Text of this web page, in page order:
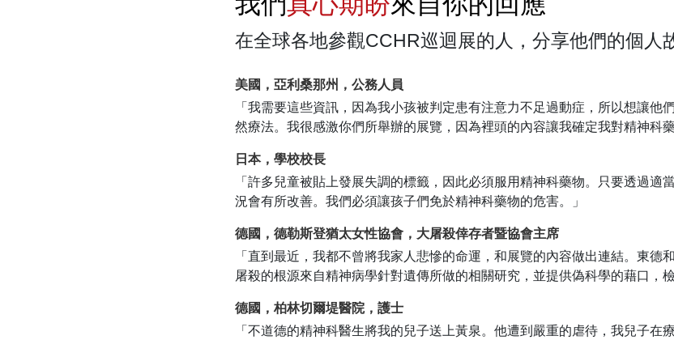
在全球各地參觀CCHR巡迴展的人，分享他們的個人
美國，亞利桑那州，公務人員
「我需要這些資訊，因為我小孩被判定患有注意力不足過動症，所以想讓他
然療法。我很感激你們所舉辦的展覽，因為裡頭的內容讓我確定我對精神科
日本，學校校長
「許多兒童被貼上發展失調的標籤，因此必須服用精神科藥物。只要透過適
況會有所改善。我們必須讓孩子們免於精神科藥物的危害。」
德國，德勒斯登猶太女性協會，大屠殺倖存者暨協會主席
「直到最近，我都不曾將我家人悲慘的命運，和展覽的內容做出連結。東德
屠殺的根源來自精神病學針對遺傳所做的相關研究，並提供偽科學的藉口，
德國，柏林切爾堤醫院，護士
「不道德的精神科醫生將我的兒子送上黃泉。他遭到嚴重的虐待，我兒子在